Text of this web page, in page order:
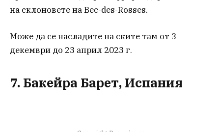
на склоновете на Bec-des-Rosses.
Може да се насладите на ските там от 3
декември до 23 април 2023 г.
7. Бакейра Барет, Испания